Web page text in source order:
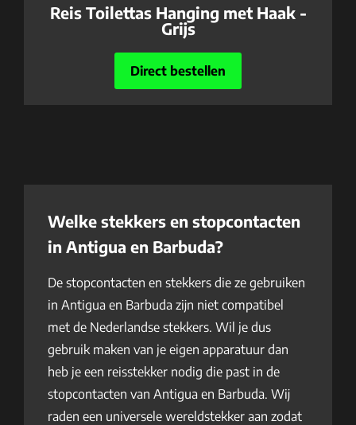
Reis Toilettas Hanging met Haak -
Grijs
Direct bestellen
Welke stekkers en stopcontacten
in Antigua en Barbuda?
De stopcontacten en stekkers die ze gebruiken
in Antigua en Barbuda zijn niet compatibel
met de Nederlandse stekkers. Wil je dus
gebruik maken van je eigen apparatuur dan
heb je een reisstekker nodig die past in de
stopcontacten van Antigua en Barbuda. Wij
raden een universele wereldstekker aan zodat